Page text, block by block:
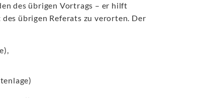
des übrigen Vortrags – er hilft
übrigen Referats zu verorten. Der